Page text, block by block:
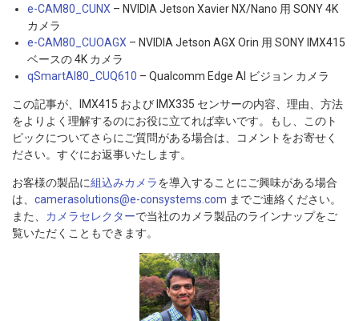
e-CAM80_CUNX – NVIDIA Jetson Xavier NX/Nano 用 SONY 4K
カメラ
e-CAM80_CUOAGX – NVIDIA Jetson AGX Orin 用 SONY IMX415
ベースの 4K カメラ
qSmartAI80_CUQ610 – Qualcomm Edge AI ビジョン カメラ
この記事が、IMX415 および IMX335 センサーの内容、理由、方法
をよりよく理解するのにお役に立てれば幸いです。もし、このト
ピックについてさらにご質問がある場合は、コメントをお寄せく
ださい。すぐにお返事いたします。
お客様の製品に組込みカメラを導入することにご興味がある場合
は、 camerasolutions@e-consystems.com までご連絡ください。
また、 カメラセレクターで当社のカメラ製品のラインナップをご
覧いただくこともできます。